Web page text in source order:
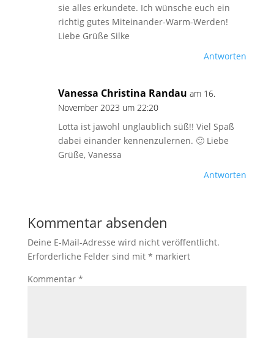
sie alles erkundete. Ich wünsche euch ein
richtig gutes Miteinander-Warm-Werden!
Liebe Grüße Silke
Antworten
Vanessa Christina Randau am 16.
November 2023 um 22:20
Lotta ist jawohl unglaublich süß!! Viel Spaß
dabei einander kennenzulernen. 🙂 Liebe
Grüße, Vanessa
Antworten
Kommentar absenden
Deine E-Mail-Adresse wird nicht veröffentlicht.
Erforderliche Felder sind mit * markiert
Kommentar *